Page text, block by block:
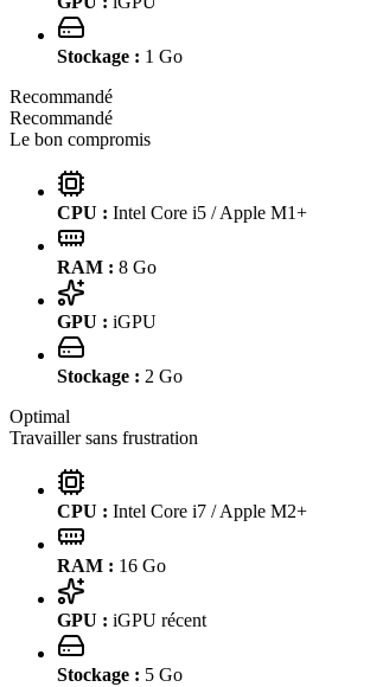
Stockage : 1 Go
Recommandé
Recommandé
Le bon compromis
CPU : Intel Core i5 / Apple M1+
RAM : 8 Go
GPU : iGPU
Stockage : 2 Go
Optimal
Travailler sans frustration
CPU : Intel Core i7 / Apple M2+
RAM : 16 Go
GPU : iGPU récent
Stockage : 5 Go